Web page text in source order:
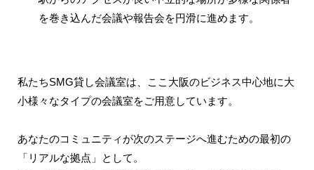
を巻き込んだ会議や報告会を円滑に進めます。
私たちSMG貸し会議室は、ここ大阪のビジネス中心地に大
小様々なタイプの会議室をご用意しています。
あなたのコミュニティが次のステージへ進むための最初の
「リアルな拠点」として。